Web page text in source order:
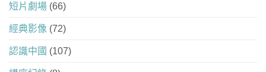
短片劇場 (66)
經典影像 (72)
認識中國 (107)